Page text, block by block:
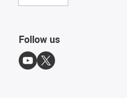
Follow us